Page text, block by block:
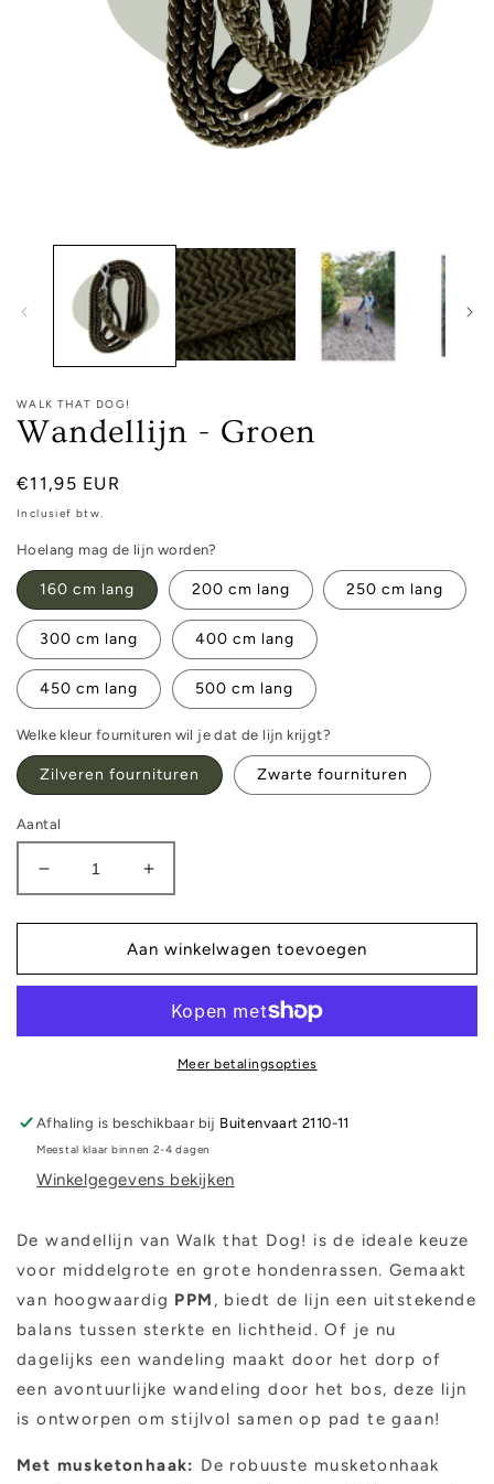
WALK THAT DOG!
Wandellijn - Groen
Normale
prijs
€11,95 EUR
Inclusief btw.
Hoelang mag de lijn worden?
160 cm lang 200 cm lang 250 cm lang
300 cm lang 400 cm lang
450 cm lang 500 cm lang
Welke kleur fournituren wil je dat de lijn krijgt?
Zilveren fournituren Zwarte fournituren
Aantal
Aantal
verlagen
voor
Wandellijn
-
Aantal
verhogen
voor
Wandellijn
-
Aan winkelwagen toevoegen
Meer betalingsopties
Afhaling is beschikbaar bij Buitenvaart 2110-11
Meestal klaar binnen 2-4 dagen
Winkelgegevens bekijken
De wandellijn van Walk that Dog! is de ideale keuze
voor middelgrote en grote hondenrassen. Gemaakt
van hoogwaardig PPM , biedt de lijn een uitstekende
balans tussen sterkte en lichtheid. Of je nu
dagelijks een wandeling maakt door het dorp of
een avontuurlijke wandeling door het bos, deze lijn
is ontworpen om stijlvol samen op pad te gaan!
Met musketonhaak: De robuuste musketonhaak